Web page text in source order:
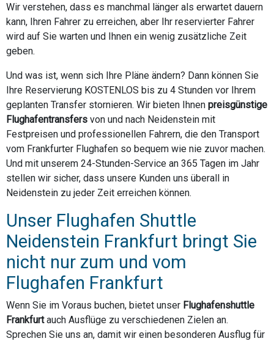
Wir verstehen, dass es manchmal länger als erwartet dauern
kann, Ihren Fahrer zu erreichen, aber Ihr reservierter Fahrer
wird auf Sie warten und Ihnen ein wenig zusätzliche Zeit
geben.
Und was ist, wenn sich Ihre Pläne ändern? Dann können Sie
Ihre Reservierung KOSTENLOS bis zu 4 Stunden vor Ihrem
geplanten Transfer stornieren. Wir bieten Ihnen preisgünstige
Flughafentransfers von und nach Neidenstein mit
Festpreisen und professionellen Fahrern, die den Transport
vom Frankfurter Flughafen so bequem wie nie zuvor machen.
Und mit unserem 24-Stunden-Service an 365 Tagen im Jahr
stellen wir sicher, dass unsere Kunden uns überall in
Neidenstein zu jeder Zeit erreichen können.
Unser Flughafen Shuttle
Neidenstein Frankfurt bringt Sie
nicht nur zum und vom
Flughafen Frankfurt
Wenn Sie im Voraus buchen, bietet unser Flughafenshuttle
Frankfurtauch Ausflüge zu verschiedenen Zielen an.
Sprechen Sie uns an, damit wir einen besonderen Ausflug für